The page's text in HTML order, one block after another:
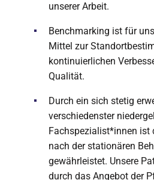
unserer Arbeit.
Benchmarking ist für
Mittel zur
kontinuierlichen
Qualität.
Durch ein sich stetig
verschiedenster
Fachspezialist*innen ist
nach der stationären
gewährleistet. Unsere
durch das Angebot der